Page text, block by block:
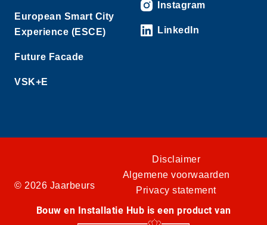
European Smart City
Experience (ESCE)
Future Facade
VSK+E
Instagram
LinkedIn
© 2026 Jaarbeurs
Disclaimer
Algemene voorwaarden
Privacy statement
Bouw en Installatie Hub is een product van